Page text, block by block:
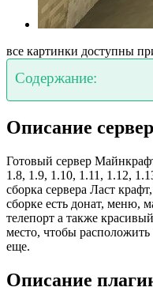
все картинки доступны
Содержание:
Описание
Готовый сервер
1.8, 1.9, 1.10, 1.11, 1.12,
сборка сервера Ласт
сборке есть донат, меню,
телепорт а также
место, чтобы
еще.
Описание